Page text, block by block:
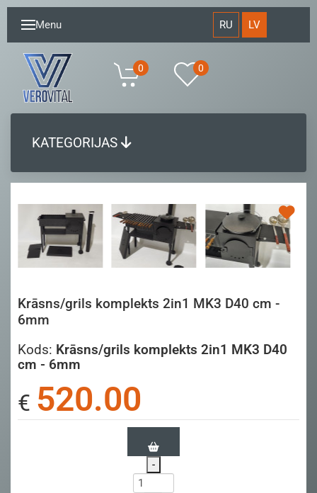
Menu RU LV
0 0
KATEGORIJAS
Krāsns/grils komplekts 2in1 MK3 D40 cm -
6mm
Kods: Krāsns/grils komplekts 2in1 MK3 D40
cm - 6mm
€ 520.00
-